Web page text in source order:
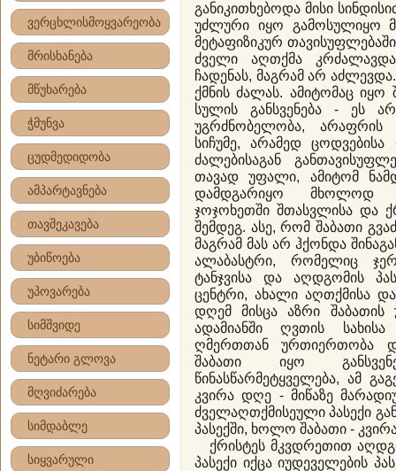
ვერცხლისმოყვარეობა
მრისხანება
მწუხარება
ჭმუნვა
ცუდმედიდობა
ამპარტავნება
თავშეკავება
უბიწოება
უპოვარება
სიმშვიდე
ნეტარი გლოვა
მღვიძარება
სიმდაბლე
სიყვარული
განიკითხებოდა მისი
უძლური იყო გამოსულიყო
მეტაფიზიკურ
ძველი აღთქმა
ჩადენას, მაგრამ არ
ქმნის ძალას. ამიტომაც იყო
სულის განსვენება - ეს
უგრძნობელობა, არაფრის
სიჩუმე, არამედ ცოდვებისა
ძალებისაგან
თავად უფალი, ამიტომ
დამდგარიყო მხოლოდ
ჯოჯოხეთში შთასვლისა და
შემდეგ. ასე, რომ შაბათი
მაგრამ მას არ ჰქონდა
ალაბასტრი, რომელიც
ტანჯვისა და აღდგომის
ცენტრი, ახალი აღთქმისა
დღემ მისცა აზრი შაბათის
ადამიანში ღვთის
ღმერთთან ურთიერთობა
შაბათი იყო
წინასწარმეტყველება, ამ
კვირა დღე - მიწაზე
ძველაღთქმისეული პასექი
პასექში, ხოლო შაბათი -
ქრისტეს მკვდრეთით
პასექი იქცა იუდეველების